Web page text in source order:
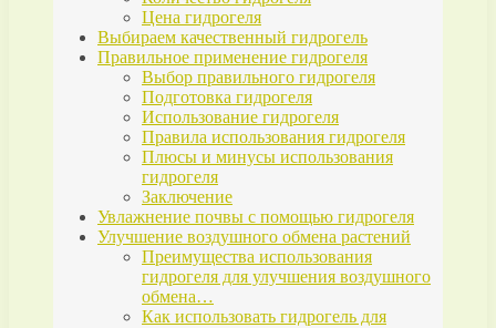
Цена гидрогеля
Выбираем качественный гидрогель
Правильное применение гидрогеля
Выбор правильного гидрогеля
Подготовка гидрогеля
Использование гидрогеля
Правила использования гидрогеля
Плюсы и минусы использования
гидрогеля
Заключение
Увлажнение почвы с помощью гидрогеля
Улучшение воздушного обмена растений
Преимущества использования
гидрогеля для улучшения воздушного
обмена…
Как использовать гидрогель для